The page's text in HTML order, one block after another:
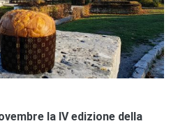
la IV edizione della